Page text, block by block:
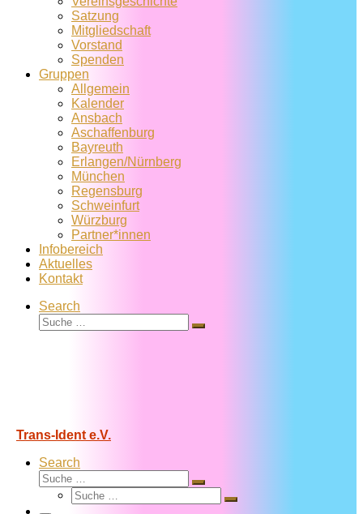
Satzung
Mitglied­schaft
Vorstand
Spenden
Gruppen
Allgemein
Kalender
Ansbach
Aschaffenburg
Bayreuth
Erlangen/Nürnberg
München
Regensburg
Schweinfurt
Würzburg
Partner*innen
Infobereich
Aktuelles
Kontakt
Search
Suche
Suche
Trans-Ident e.V.
Search
Suche
Suche
Suche
Suche